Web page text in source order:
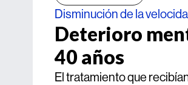
Disminución de la
Deterioro
40 años
El tratamiento que